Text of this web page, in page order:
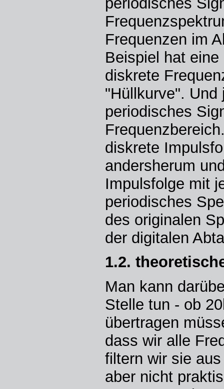
Frequenzen im
Beispiel hat
diskrete
"Hüllkurve".
periodisches
diskrete
andersherum
Impulsfolge mit
periodisches
des originalen
der digitalen
1.2.
Man kann
Stelle tun - ob
übertragen
dass wir alle
filtern wir sie
aber nicht